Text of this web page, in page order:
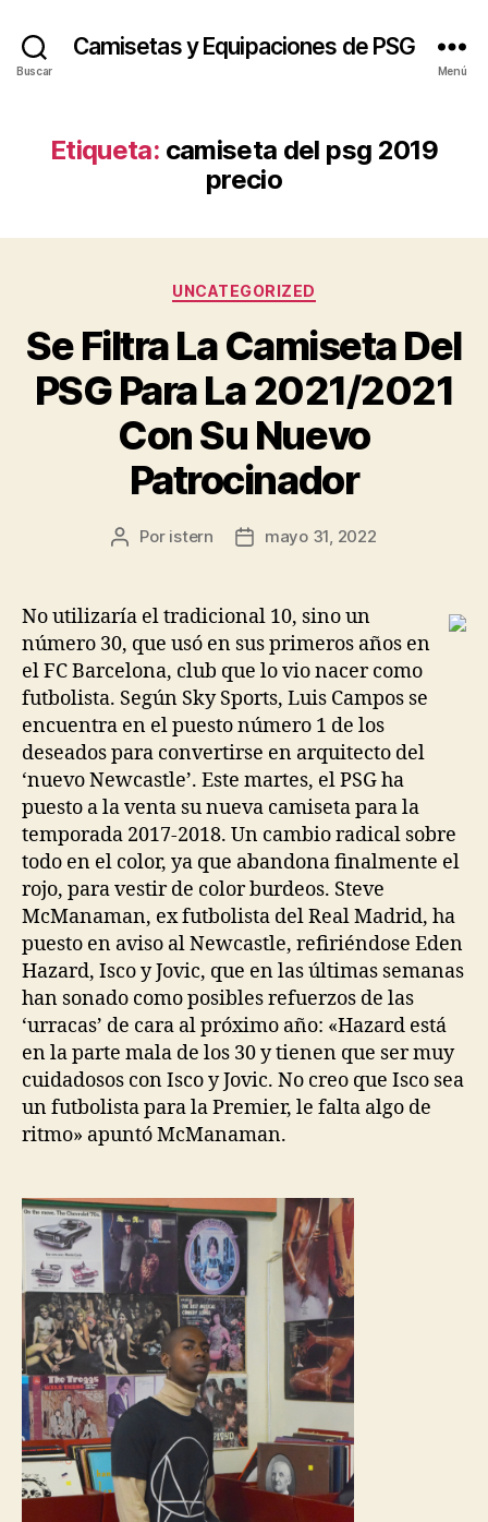
Buscar
Camisetas y Equipaciones de PSG
Menú
Etiqueta: camiseta del psg 2019
precio
Categorías
UNCATEGORIZED
Se Filtra La Camiseta Del
PSG Para La 2021/2021
Con Su Nuevo
Patrocinador
Autor
entrada
Por istern
Fecha
entrada
mayo 31, 2022
No utilizaría el tradicional 10, sino un
número 30, que usó en sus primeros años en
el FC Barcelona, club que lo vio nacer como
futbolista. Según Sky Sports, Luis Campos se
encuentra en el puesto número 1 de los
deseados para convertirse en arquitecto del
‘nuevo Newcastle’. Este martes, el PSG ha
puesto a la venta su nueva camiseta para la
temporada 2017-2018. Un cambio radical sobre
todo en el color, ya que abandona finalmente el
rojo, para vestir de color burdeos. Steve
McManaman, ex futbolista del Real Madrid, ha
puesto en aviso al Newcastle, refiriéndose Eden
Hazard, Isco y Jovic, que en las últimas semanas
han sonado como posibles refuerzos de las
‘urracas’ de cara al próximo año: «Hazard está
en la parte mala de los 30 y tienen que ser muy
cuidadosos con Isco y Jovic. No creo que Isco sea
un futbolista para la Premier, le falta algo de
ritmo» apuntó McManaman.